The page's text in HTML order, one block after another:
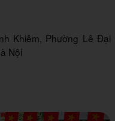
Khiêm, Phường Lê Đại
Nội